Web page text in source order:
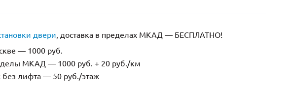
двери, доставка в пределах МКАД — БЕСПЛАТНО!
— 1000 руб.
МКАД — 1000 руб. + 20 руб./км
без лифта — 50 руб./этаж